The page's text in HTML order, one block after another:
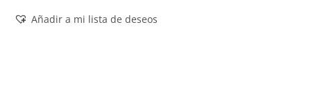
Añadir a mi lista de deseos